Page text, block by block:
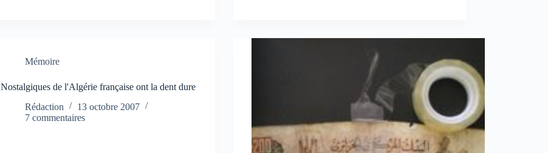
Mémoire
Nostalgiques de l'Algérie française ont la dent dure
Rédaction
13 octobre 2007
7 commentaires